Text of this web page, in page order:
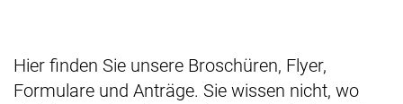
Hier finden Sie unsere Broschüren, Flyer,
Formulare und Anträge. Sie wissen nicht, wo